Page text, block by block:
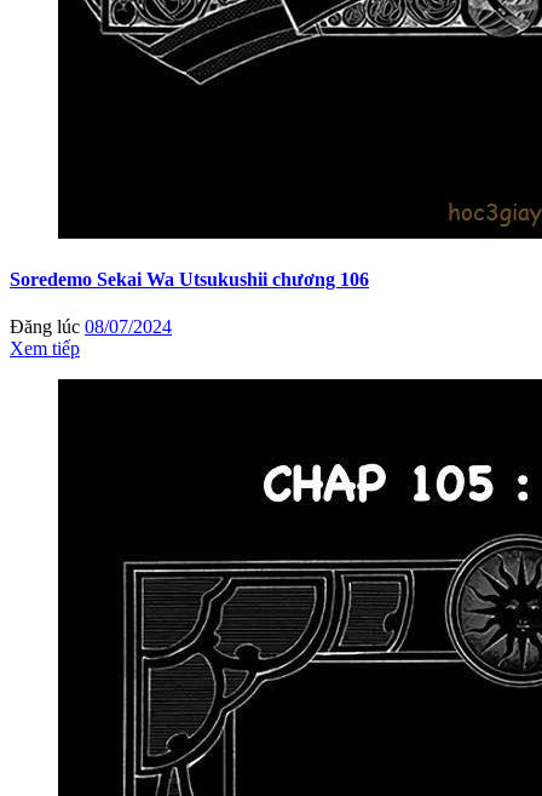
Soredemo Sekai Wa Utsukushii chương 106
Đăng lúc 08/07/2024
Xem tiếp